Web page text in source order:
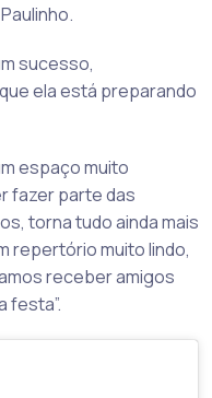
sucesso,
ela está preparando
espaço muito
fazer parte das
torna tudo ainda mais
repertório muito lindo,
receber amigos
festa”.